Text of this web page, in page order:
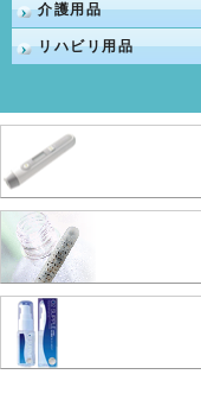
介護用品
リハビリ用品